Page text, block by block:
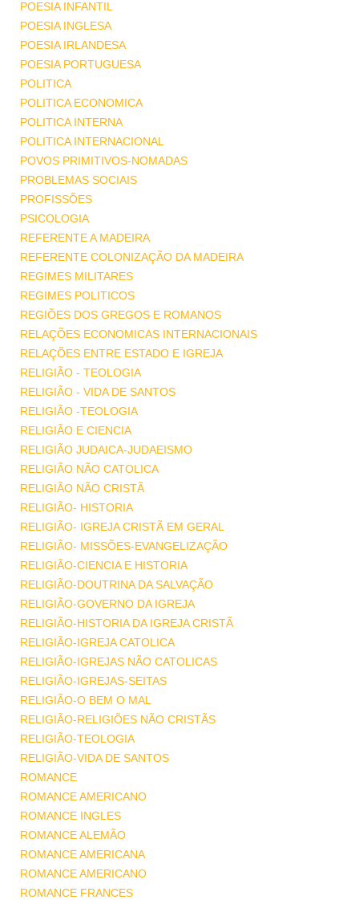
POESIA INFANTIL
POESIA INGLESA
POESIA IRLANDESA
POESIA PORTUGUESA
POLITICA
POLITICA ECONOMICA
POLITICA INTERNA
POLITICA INTERNACIONAL
POVOS PRIMITIVOS-NOMADAS
PROBLEMAS SOCIAIS
PROFISSÕES
PSICOLOGIA
REFERENTE A MADEIRA
REFERENTE COLONIZAÇÃO DA MADEIRA
REGIMES MILITARES
REGIMES POLITICOS
REGIÕES DOS GREGOS E ROMANOS
RELAÇÕES ECONOMICAS INTERNACIONAIS
RELAÇÕES ENTRE ESTADO E IGREJA
RELIGIÃO - TEOLOGIA
RELIGIÃO - VIDA DE SANTOS
RELIGIÃO -TEOLOGIA
RELIGIÃO E CIENCIA
RELIGIÃO JUDAICA-JUDAEISMO
RELIGIÃO NÃO CATOLICA
RELIGIÃO NÃO CRISTÃ
RELIGIÃO- HISTORIA
RELIGIÃO- IGREJA CRISTÃ EM GERAL
RELIGIÃO- MISSÕES-EVANGELIZAÇÃO
RELIGIÃO-CIENCIA E HISTORIA
RELIGIÃO-DOUTRINA DA SALVAÇÃO
RELIGIÃO-GOVERNO DA IGREJA
RELIGIÃO-HISTORIA DA IGREJA CRISTÃ
RELIGIÃO-IGREJA CATOLICA
RELIGIÃO-IGREJAS NÃO CATOLICAS
RELIGIÃO-IGREJAS-SEITAS
RELIGIÃO-O BEM O MAL
RELIGIÃO-RELIGIÕES NÃO CRISTÃS
RELIGIÃO-TEOLOGIA
RELIGIÃO-VIDA DE SANTOS
ROMANCE
ROMANCE AMERICANO
ROMANCE INGLES
ROMANCE ALEMÃO
ROMANCE AMERICANA
ROMANCE AMERICANO
ROMANCE FRANCES